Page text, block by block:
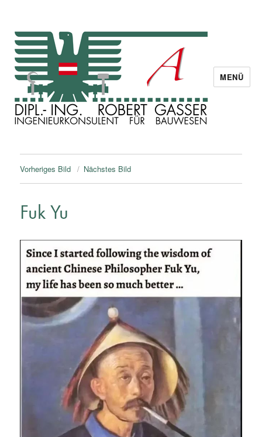
Dipl. Ing. Robert Gasser
MENÜ
Vorheriges Bild Nächstes Bild
Fuk Yu